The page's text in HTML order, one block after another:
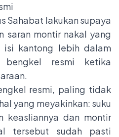
Sahabat lakukan supaya
saran montir nakal yang
isi kantong lebih dalam
resmi ketika
resmi, paling tidak
yang meyakinkan: suku
keasliannya dan montir
tersebut sudah pasti